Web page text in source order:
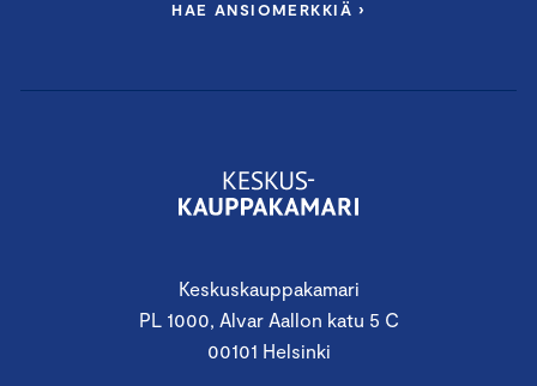
Keskuskauppakamari
PL 1000, Alvar Aallon katu 5 C
00101 Helsinki
HAE ANSIOMERKKIÄ ›